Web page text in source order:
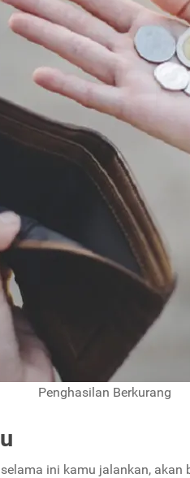
Penghasilan Berkurang
ini kamu jalankan, akan